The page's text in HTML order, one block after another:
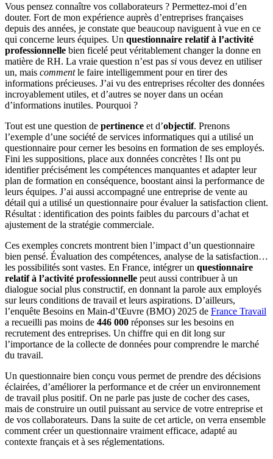
Vous pensez connaître vos collaborateurs ? Permettez-moi d’en
douter. Fort de mon expérience auprès d’entreprises françaises
depuis des années, je constate que beaucoup naviguent à vue en ce
qui concerne leurs équipes. Un questionnaire relatif à l’activité
professionnelle bien ficelé peut véritablement changer la donne en
matière de RH. La vraie question n’est pas si vous devez en utiliser
un, mais commentle faire intelligemment pour en tirer des
informations précieuses. J’ai vu des entreprises récolter des données
incroyablement utiles, et d’autres se noyer dans un océan
d’informations inutiles. Pourquoi ?
Tout est une question de pertinence et d’objectif. Prenons
l’exemple d’une société de services informatiques qui a utilisé un
questionnaire pour cerner les besoins en formation de ses employés.
Fini les suppositions, place aux données concrètes ! Ils ont pu
identifier précisément les compétences manquantes et adapter leur
plan de formation en conséquence, boostant ainsi la performance de
leurs équipes. J’ai aussi accompagné une entreprise de vente au
détail qui a utilisé un questionnaire pour évaluer la satisfaction client.
Résultat : identification des points faibles du parcours d’achat et
ajustement de la stratégie commerciale.
Ces exemples concrets montrent bien l’impact d’un questionnaire
bien pensé. Évaluation des compétences, analyse de la satisfaction…
les possibilités sont vastes. En France, intégrer un questionnaire
relatif à l’activité professionnelle peut aussi contribuer à un
dialogue social plus constructif, en donnant la parole aux employés
sur leurs conditions de travail et leurs aspirations. D’ailleurs,
l’enquête Besoins en Main-d’Œuvre (BMO) 2025 de France Travail
a recueilli pas moins de 446 000 réponses sur les besoins en
recrutement des entreprises. Un chiffre qui en dit long sur
l’importance de la collecte de données pour comprendre le marché
du travail.
Un questionnaire bien conçu vous permet de prendre des décisions
éclairées, d’améliorer la performance et de créer un environnement
de travail plus positif. On ne parle pas juste de cocher des cases,
mais de construire un outil puissant au service de votre entreprise et
de vos collaborateurs. Dans la suite de cet article, on verra ensemble
comment créer un questionnaire vraiment efficace, adapté au
contexte français et à ses réglementations.